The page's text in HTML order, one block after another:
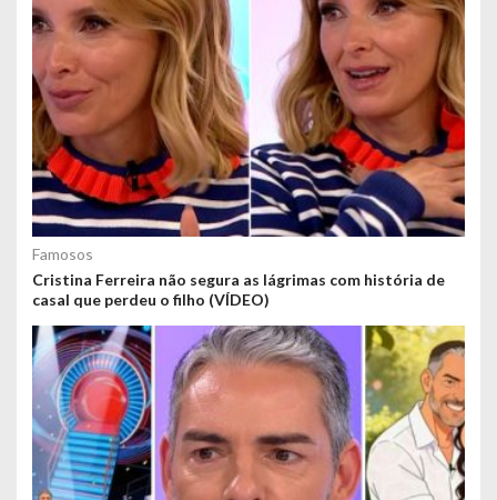
Famosos
Cristina Ferreira não segura as lágrimas com história de
casal que perdeu o filho (VÍDEO)